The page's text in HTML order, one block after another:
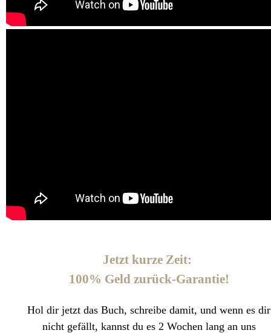
Jetzt kurze Zeit:
100% Geld zurück-Garantie!
Hol dir jetzt das Buch, schreibe damit, und wenn es dir
nicht gefällt, kannst du es 2 Wochen lang an uns